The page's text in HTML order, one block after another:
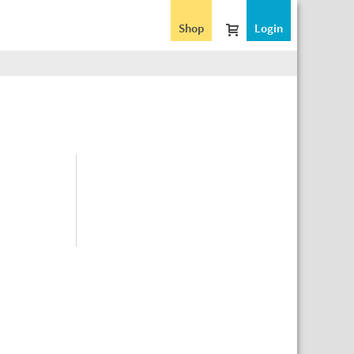
Login
Shop